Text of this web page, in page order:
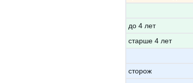
до 4 лет
старше 4 лет
сторож